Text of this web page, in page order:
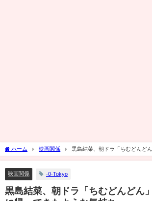
ホーム 映画関係
黒島結菜、朝ドラ「ちむどんど
きたような気持ち」
映画関係 -0-Tokyo
黒島結菜、朝ドラ「ちむどんどん